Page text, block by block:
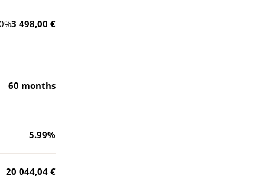
%3 498,00 €
60 months
5.99%
20 044,04 €